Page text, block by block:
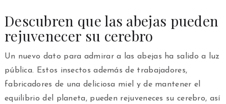
Descubren que las abejas pueden
rejuvenecer su cerebro
Un nuevo dato para admirar a las abejas ha salido a luz
pública. Estos insectos además de trabajadores,
fabricadores de una deliciosa miel y de mantener el
equilibrio del planeta, pueden rejuveneces su cerebro, así